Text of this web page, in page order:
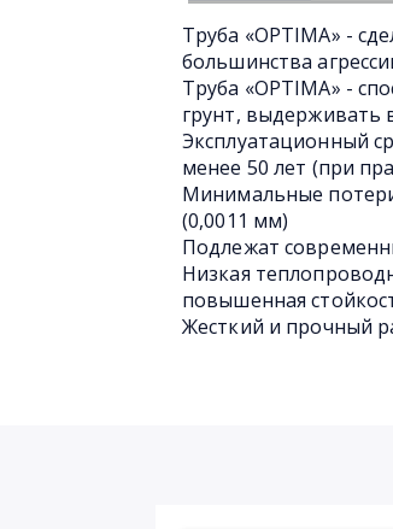
Труба «OPTIMA» -
большинства
Труба «OPTIMA» -
грунт, выдерживать
Эксплуатационный
менее 50 лет (при
Минимальные
(0,0011 мм)
Подлежат
Низкая
повышенная
Жесткий и прочный